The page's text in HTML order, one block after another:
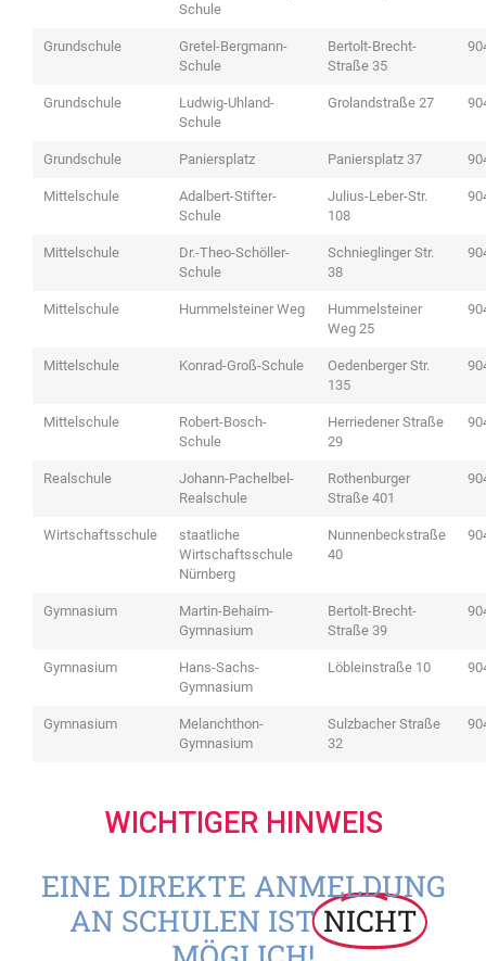
Schule
Grundschule
Gretel-Bergmann-
Schule
Bertolt-Brecht-
Straße 35
Grundschule
Ludwig-Uhland-
Schule
Grolandstraße 27
Grundschule Paniersplatz Paniersplatz 37
Mittelschule
Adalbert-Stifter-
Schule
Julius-Leber-Str.
108
Mittelschule
Dr.-Theo-Schöller-
Schule
Schnieglinger Str.
38
Mittelschule Hummelsteiner Weg
Hummelsteiner
Weg 25
Mittelschule Konrad-Groß-Schule
Oedenberger Str.
135
Mittelschule
Robert-Bosch-
Schule
Herriedener Straße
29
Realschule
Johann-Pachelbel-
Realschule
Rothenburger
Straße 401
Wirtschaftsschule
staatliche
Wirtschaftsschule
Nürnberg
Nunnenbeckstraße
40
Gymnasium
Martin-Behaim-
Gymnasium
Bertolt-Brecht-
Straße 39
Gymnasium
Hans-Sachs-
Gymnasium
Löbleinstraße 10
Gymnasium
Melanchthon-
Gymnasium
Sulzbacher Straße
32
WICHTIGER HINWEIS
EINE DIREKTE ANMELDUNG
AN SCHULEN ISTNICHT